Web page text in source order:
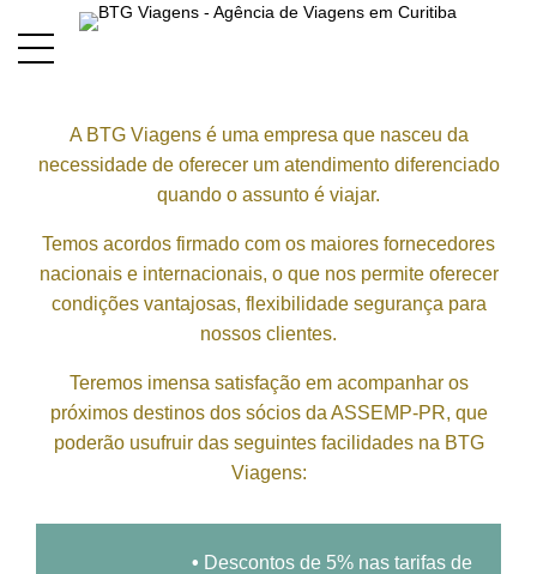
ASSOCIADOS DA
A BTG Viagens é uma empresa que nasceu da
necessidade de oferecer um atendimento diferenciado
quando o assunto é viajar.
Temos acordos firmado com os maiores fornecedores
nacionais e internacionais, o que nos permite oferecer
condições vantajosas, flexibilidade segurança para
nossos clientes.
Teremos imensa satisfação em acompanhar os
próximos destinos dos sócios da ASSEMP-PR, que
poderão usufruir das seguintes facilidades na BTG
Viagens:
• Descontos de 5% nas tarifas de